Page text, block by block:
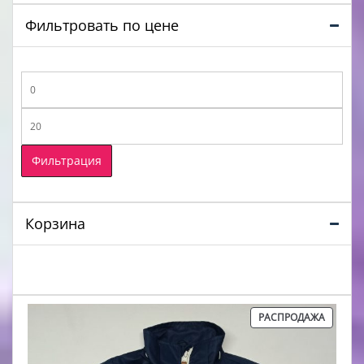
Фильтровать по цене
цена
цена
Фильтрация
Корзина
РАСПРОДАЖА
ТОВАР